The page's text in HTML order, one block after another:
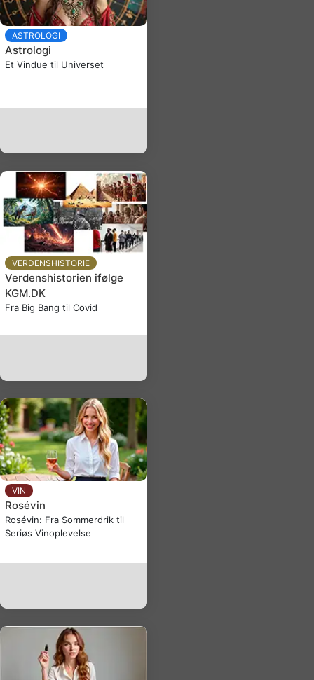
ASTROLOGI
Astrologi
Et Vindue til Universet
VERDENSHISTORIE
Verdenshistorien ifølge
KGM.DK
Fra Big Bang til Covid
VIN
Rosévin
Rosévin: Fra Sommerdrik til
Seriøs Vinoplevelse